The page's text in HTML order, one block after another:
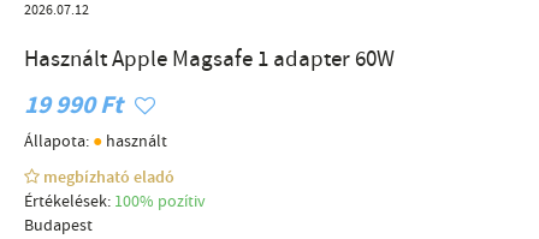
2026.07.12
Használt Apple Magsafe 1 adapter 60W
19 990 Ft
Állapota: ● használt
megbízható eladó
Értékelések: 100% pozítiv
Budapest